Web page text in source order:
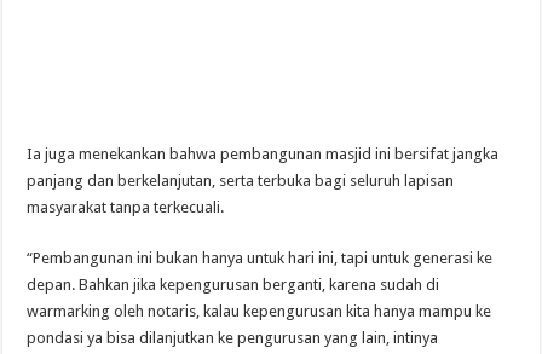
Ia juga menekankan bahwa pembangunan masjid ini bersifat jangka
panjang dan berkelanjutan, serta terbuka bagi seluruh lapisan
masyarakat tanpa terkecuali.
“Pembangunan ini bukan hanya untuk hari ini, tapi untuk generasi ke
depan. Bahkan jika kepengurusan berganti, karena sudah di
warmarking oleh notaris, kalau kepengurusan kita hanya mampu ke
pondasi ya bisa dilanjutkan ke pengurusan yang lain, intinya